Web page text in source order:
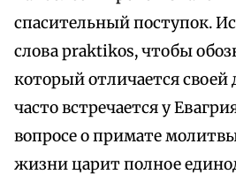
спасительный поступок.
слова praktikos, чтобы
который отличается
часто встречается у
вопросе о примате
жизни царит полное